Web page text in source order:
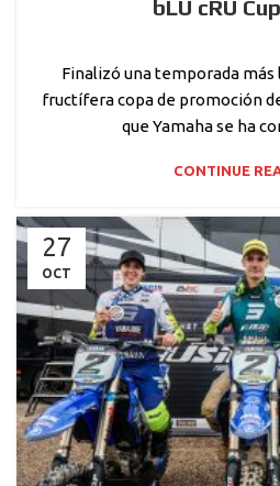
bLU cRU
Finalizó una temporada más
fructífera copa de promoción
que Yamaha se ha
CONTINUE
27
OCT